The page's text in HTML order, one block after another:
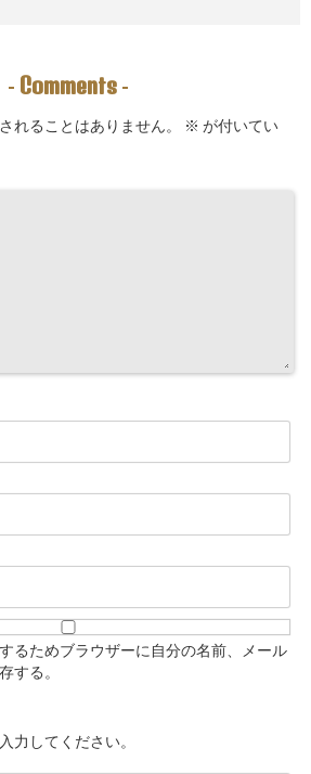
- Comments -
れることはありません。 ※ が付いてい
るためブラウザーに自分の名前、メール
する。
力してください。